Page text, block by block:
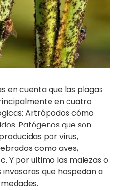
en cuenta que las plagas
en cuatro
Artrópodos cómo
Patógenos que son
por virus,
como aves,
Y por ultimo las malezas o
que hospedan a